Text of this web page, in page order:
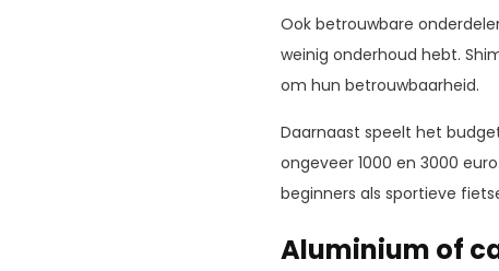
Ook betrouwbare
weinig onderhoud hebt.
om hun betrouwbaarheid.
Daarnaast speelt het
ongeveer 1000 en 3000
beginners als sportieve
Aluminium of